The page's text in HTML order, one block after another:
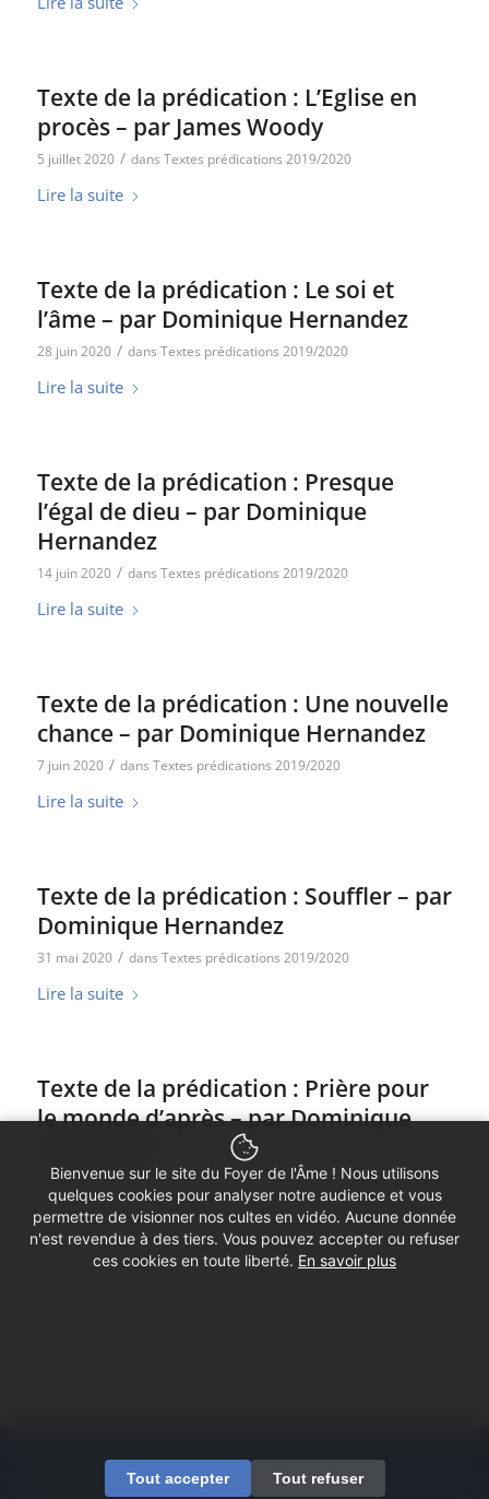
Texte de la prédication : L’Eglise en
procès – par James Woody
5 juillet 2020 / dans Textes prédications 2019/2020
Lire la suite
Texte de la prédication : Le soi et
l’âme – par Dominique Hernandez
28 juin 2020 / dans Textes prédications 2019/2020
Lire la suite
Texte de la prédication : Presque
l’égal de dieu – par Dominique
Hernandez
14 juin 2020 / dans Textes prédications 2019/2020
Lire la suite
Texte de la prédication : Une nouvelle
chance – par Dominique Hernandez
7 juin 2020 / dans Textes prédications 2019/2020
Lire la suite
Texte de la prédication : Souffler – par
Dominique Hernandez
31 mai 2020 / dans Textes prédications 2019/2020
Lire la suite
Texte de la prédication : Prière pour
le monde d’après – par Dominique
24 mai 2020 / dansTextes prédications 2019/2020
Lire la suite
© Copyright - Foyer de l'Âme
Mentions légales
Contactez-nous
Bienvenue sur le site du Foyer de l'Âme ! Nous utilisons
quelques cookies pour analyser notre audience et vous
permettre de visionner nos cultes en vidéo. Aucune donnée
n'est revendue à des tiers. Vous pouvez accepter ou refuser
ces cookies en toute liberté. En savoir plus
Tout accepter Tout refuser